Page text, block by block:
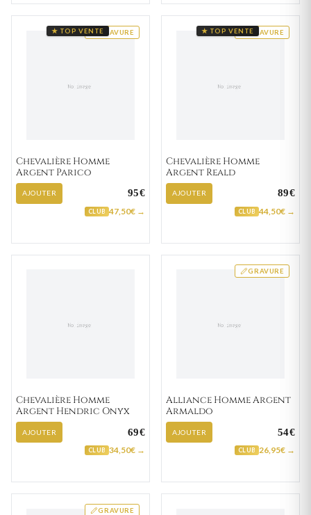
GRAVURE
★ TOP VENTE
Chevalière Homme
Argent Parico
AJOUTER 95€
CLUB 47,50€ →
GRAVURE
★ TOP VENTE
Chevalière Homme
Argent Reald
AJOUTER 89€
CLUB 44,50€ →
Chevalière Homme
Argent Hendric Onyx
AJOUTER 69€
CLUB 34,50€ →
GRAVURE
Alliance Homme Argent
Armaldo
AJOUTER 54€
CLUB 26,95€ →
GRAVURE